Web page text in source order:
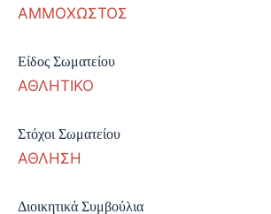
ΑΜΜΟΧΩΣΤΟΣ
Είδος Σωματείου
ΑΘΛΗΤΙΚΟ
Στόχοι Σωματείου
ΑΘΛΗΣΗ
Διοικητικά Συμβούλια